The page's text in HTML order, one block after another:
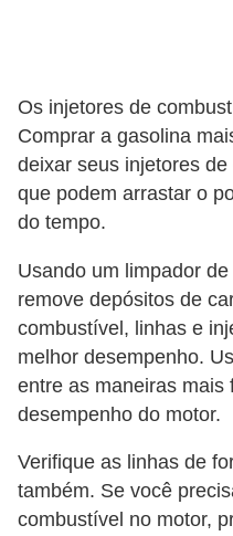
Os injetores de
Comprar a gasolina
deixar seus injetores
que podem arrastar o
do tempo.
Usando um limpador
remove depósitos de
combustível, linhas e
melhor desempenho.
entre as maneiras mais
desempenho do motor.
Verifique as linhas de
também. Se você
combustível no motor,
a
u
t
o
r
a
n
s
p
o
r
t